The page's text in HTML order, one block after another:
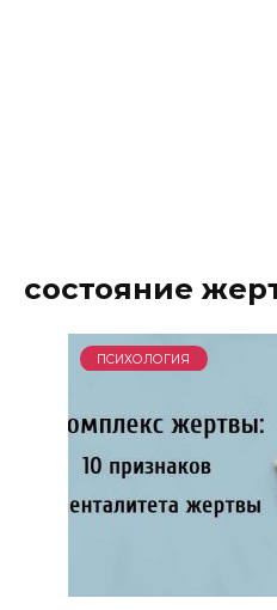
состояние
ПСИХОЛОГИЯ